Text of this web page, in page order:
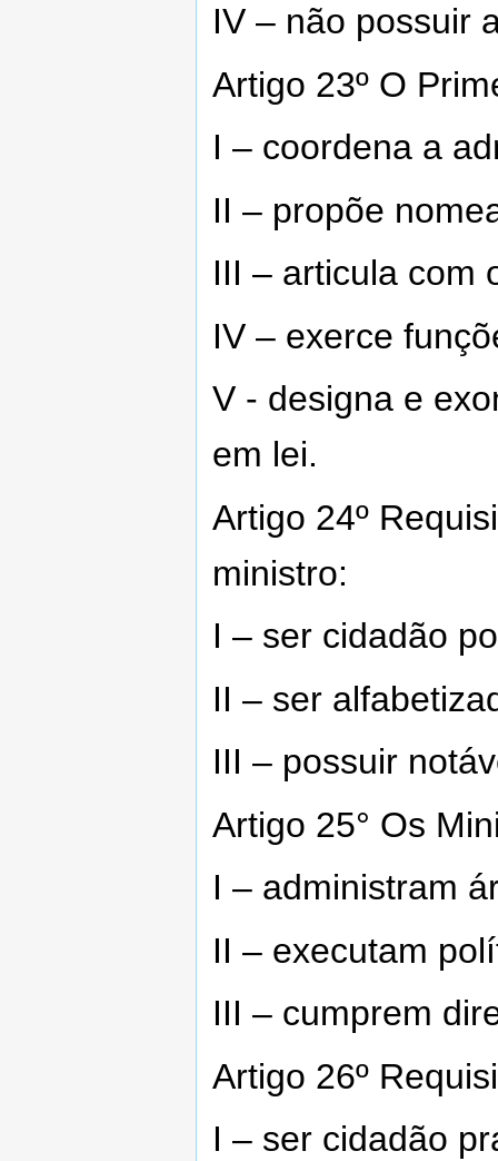
IV – não possuir
Artigo 23º O
I – coordena a
II – propõe
III – articula com
IV – exerce
V - designa e
em lei.
Artigo 24º
ministro:
I – ser cidadão
II – ser
III – possuir
Artigo 25° Os
I – administram
II – executam
III – cumprem
Artigo 26º
I – ser cidadão